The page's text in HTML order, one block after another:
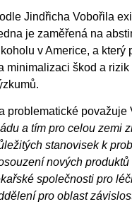
Jindřicha Vobořila
je zaměřená na
v Americe, a který
minimalizaci škod a
problematické považuje
a tím pro celou zemi
stanovisek k
nových
společnosti pro
pro oblast